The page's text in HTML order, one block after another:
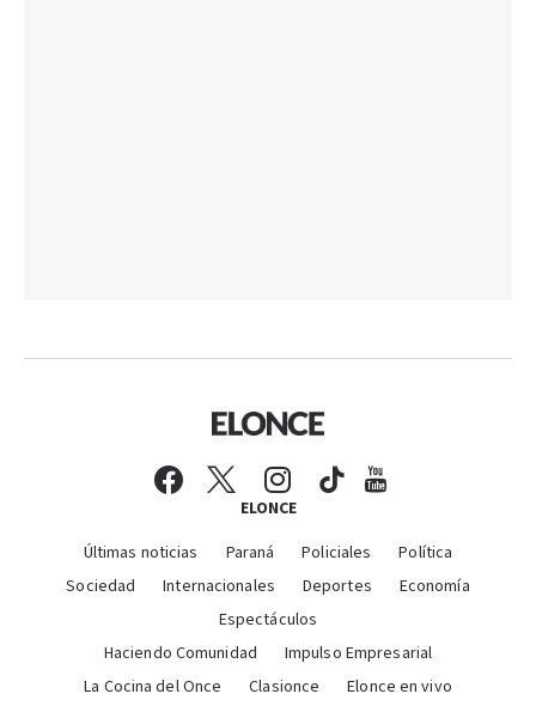
ELONCE
Últimas noticias Paraná Policiales
Política
Sociedad
Internacionales Deportes
Economía
Espectáculos
Haciendo Comunidad
Impulso Empresarial
La Cocina del Once
Clasionce
Elonce en vivo